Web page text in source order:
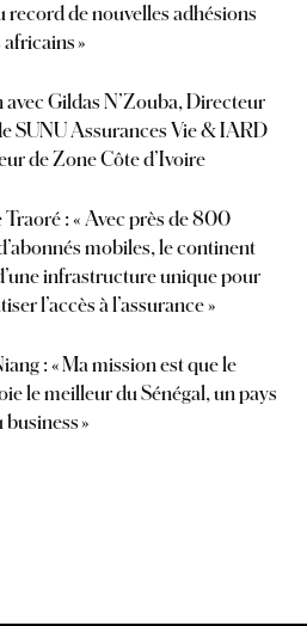
record de nouvelles adhésions
africains »
avec Gildas N’Zouba, Directeur
SUNU Assurances Vie & IARD
de Zone Côte d’Ivoire
: « Avec près de 800
mobiles, le continent
infrastructure unique pour
l’accès à l’assurance »
: « Ma mission est que le
le meilleur du Sénégal, un pays
»